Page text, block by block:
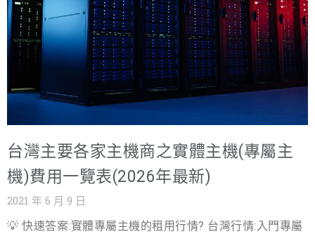
台灣主要各家主機商之實體主機(專屬主
機)費用一覽表(2026年最新)
2021 年 6 月 9 日
💡 快速答案:實體專屬主機的租用行情? 台灣行情:入門專屬